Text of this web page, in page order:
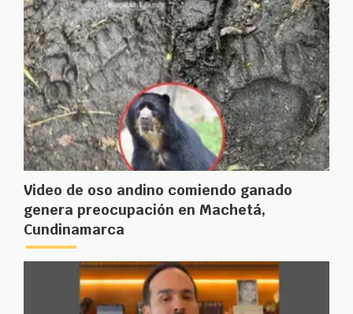
Video de oso andino comiendo ganado
genera preocupación en Machetá,
Cundinamarca